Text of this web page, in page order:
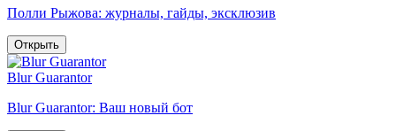
Полли Рыжова: журналы, гайды, эксклюзив
Открыть
Blur Guarantor
Blur Guarantor: Ваш новый бот